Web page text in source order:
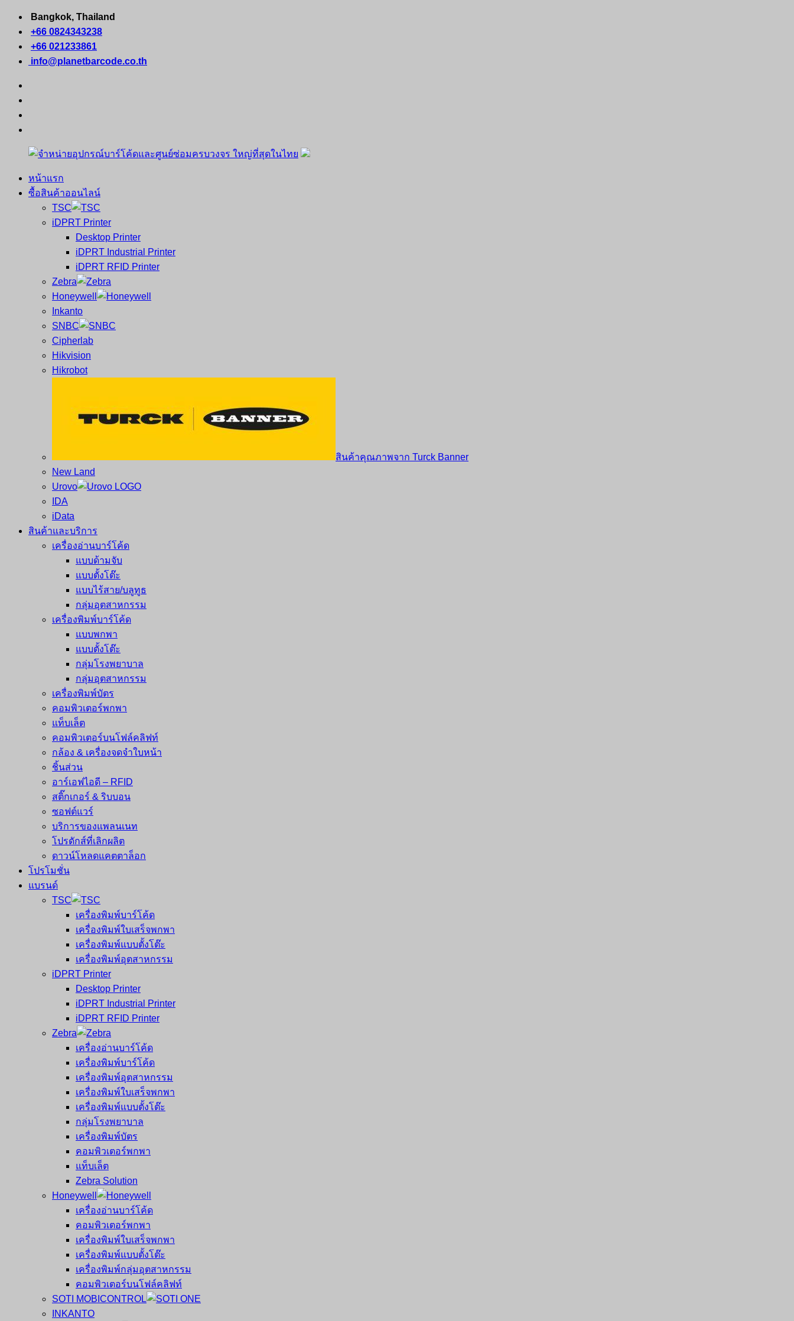
Skip
content
Bangkok, Thailand
+66 0824343238
+66 021233861
info@planetbarcode.co.th
จำหน่าย
คอมพิวเตอร์
หน้าแรก
ซื้อสินค้าออนไลน์
TSC
iDPRT Printer
Desktop Printer
iDPRT Industrial Printer
iDPRT RFID Printer
Zebra
Honeywell
Inkanto
SNBC
Cipherlab
Hikvision
Hikrobot
สินค้าคุณภาพจาก Turck Banner
New Land
Urovo
IDA
iData
สินค้าและบริการ
เครื่องอ่านบาร์โค้ด
แบบด้ามจับ
แบบตั้งโต๊ะ
แบบไร้สาย/บลูทูธ
กลุ่มอุตสาหกรรม
เครื่องพิมพ์บาร์โค้ด
แบบพกพา
แบบตั้งโต๊ะ
กลุ่มโรงพยาบาล
กลุ่มอุตสาหกรรม
เครื่องพิมพ์บัตร
คอมพิวเตอร์พกพา
แท็บเล็ต
คอมพิวเตอร์บนโฟล์คลิฟท์
กล้อง & เครื่องจดจำใบหน้า
ชิ้นส่วน
อาร์เอฟไอดี – RFID
สติ๊กเกอร์ & ริบบอน
ซอฟต์แวร์
บริการของแพลนเนท
โปรดักส์ที่เลิกผลิต
ดาวน์โหลดแคตตาล็อก
โปรโมชั่น
แบรนด์
TSC
เครื่องพิมพ์บาร์โค้ด
เครื่องพิมพ์ใบเสร็จพกพา
เครื่องพิมพ์แบบตั้งโต๊ะ
เครื่องพิมพ์อุตสาหกรรม
iDPRT Printer
Desktop Printer
iDPRT Industrial Printer
iDPRT RFID Printer
Zebra
เครื่องอ่านบาร์โค้ด
เครื่องพิมพ์บาร์โค้ด
เครื่องพิมพ์อุตสาหกรรม
เครื่องพิมพ์ใบเสร็จพกพา
เครื่องพิมพ์แบบตั้งโต๊ะ
กลุ่มโรงพยาบาล
เครื่องพิมพ์บัตร
คอมพิวเตอร์พกพา
แท็บเล็ต
Zebra Solution
Honeywell
เครื่องอ่านบาร์โค้ด
คอมพิวเตอร์พกพา
เครื่องพิมพ์ใบเสร็จพกพา
เครื่องพิมพ์แบบตั้งโต๊ะ
เครื่องพิมพ์กลุ่มอุตสาหกรรม
คอมพิวเตอร์บนโฟล์คลิฟท์
SOTI MOBICONTROL
INKANTO